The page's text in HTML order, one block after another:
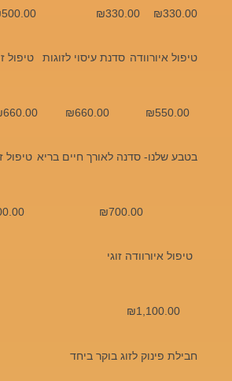
₪330.00
₪330.00
500.00
טיפול איורוודה
₪550.00
סדנת עיסוי לזוגות
₪660.00
טיפול
660.00
בטבע שלנו- סדנה לאורך חיים בריא
₪700.00
טיפול
טיפול איורוודה זוגי
₪1,100.00
חבילת פינוק לזוג בוקר ביחד